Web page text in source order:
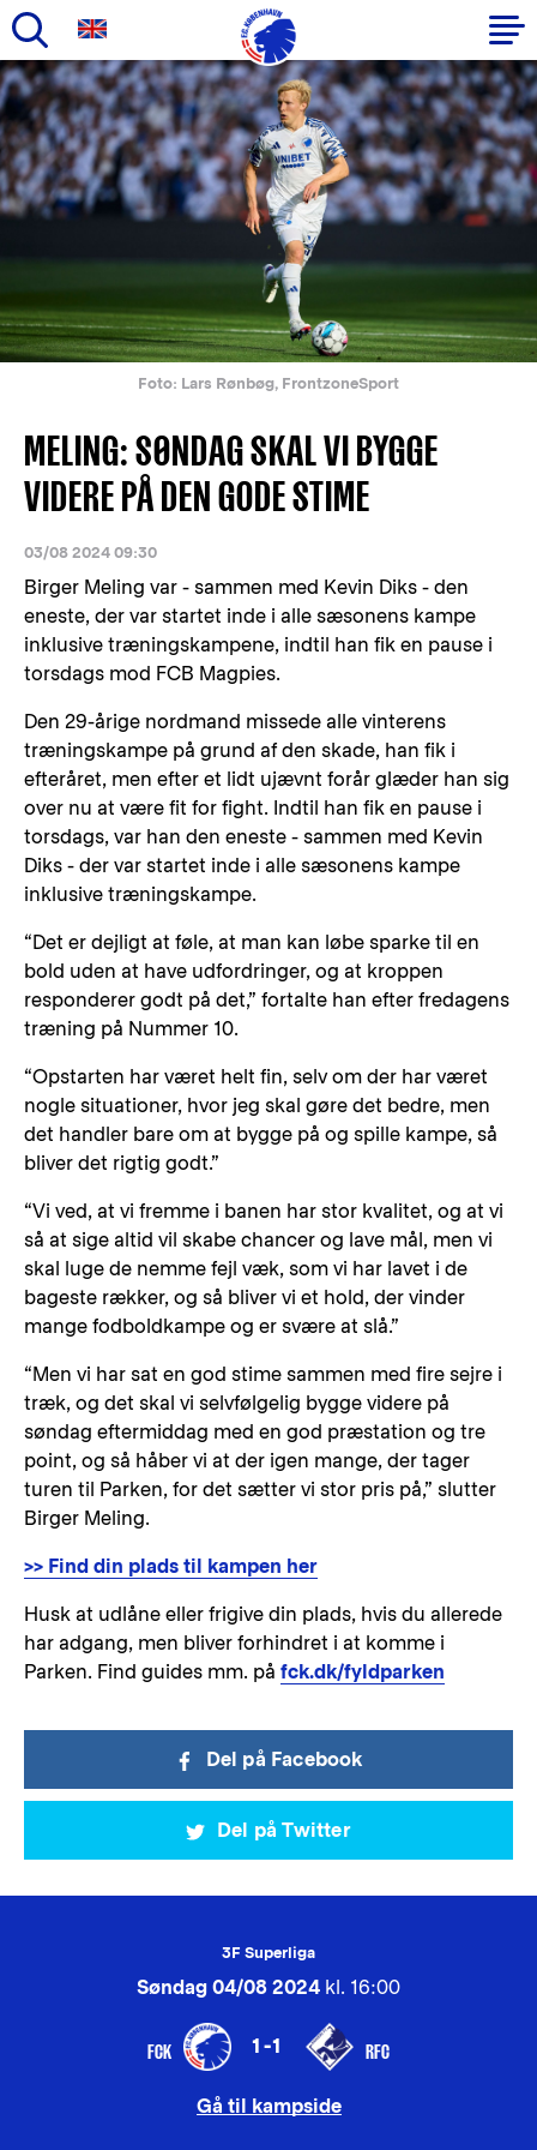
Gå
til
hovedindhold
Primær
navigation
Foto: Lars Rønbøg, FrontzoneSport
MELING: SØNDAG SKAL VI BYGGE
VIDERE PÅ DEN GODE STIME
03/08 2024 09:30
Birger Meling var - sammen med Kevin Diks - den
eneste, der var startet inde i alle sæsonens kampe
inklusive træningskampene, indtil han fik en pause i
torsdags mod FCB Magpies.
Den 29-årige nordmand missede alle vinterens
træningskampe på grund af den skade, han fik i
efteråret, men efter et lidt ujævnt forår glæder han sig
over nu at være fit for fight. Indtil han fik en pause i
torsdags, var han den eneste - sammen med Kevin
Diks - der var startet inde i alle sæsonens kampe
inklusive træningskampe.
“Det er dejligt at føle, at man kan løbe sparke til en
bold uden at have udfordringer, og at kroppen
responderer godt på det,” fortalte han efter fredagens
træning på Nummer 10.
“Opstarten har været helt fin, selv om der har været
nogle situationer, hvor jeg skal gøre det bedre, men
det handler bare om at bygge på og spille kampe, så
bliver det rigtig godt.”
“Vi ved, at vi fremme i banen har stor kvalitet, og at vi
så at sige altid vil skabe chancer og lave mål, men vi
skal luge de nemme fejl væk, som vi har lavet i de
bageste rækker, og så bliver vi et hold, der vinder
mange fodboldkampe og er svære at slå.”
“Men vi har sat en god stime sammen med fire sejre i
træk, og det skal vi selvfølgelig bygge videre på
søndag eftermiddag med en god præstation og tre
point, og så håber vi at der igen mange, der tager
turen til Parken, for det sætter vi stor pris på,” slutter
Birger Meling.
>> Find din plads til kampen her
Husk at udlåne eller frigive din plads, hvis du allerede
har adgang, men bliver forhindret i at komme i
Parken. Find guides mm. på fck.dk/fyldparken
Del på Facebook
Del på Twitter
3F Superliga
Søndag 04/08 2024 kl. 16:00
FCK 1-1 RFC
Gå til kampside